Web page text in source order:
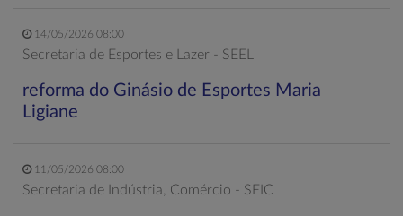
14/05/2026 08:00
Secretaria de Esportes e Lazer - SEEL
reforma do Ginásio de Esportes Maria
Ligiane
11/05/2026 08:00
Secretaria de Indústria, Comércio - SEIC